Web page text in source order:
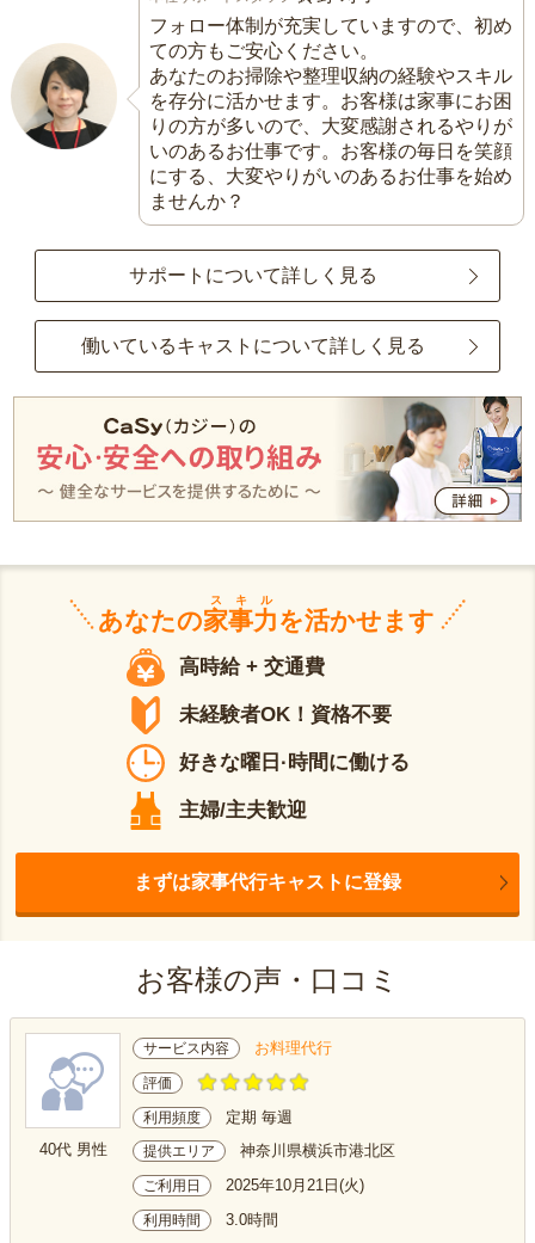
フォロー体制が充実していますので、初め
ての方もご安心ください。
あなたのお掃除や整理収納の経験やスキル
を存分に活かせます。お客様は家事にお困
りの方が多いので、大変感謝されるやりが
いのあるお仕事です。お客様の毎日を笑顔
にする、大変やりがいのあるお仕事を始め
ませんか？
サポートについて詳しく見る
働いているキャストについて詳しく見る
あなたの家事力
スキル
を活かせます
高時給 + 交通費
未経験者OK！資格不要
好きな曜日·時間に働ける
主婦/主夫歓迎
まずは家事代行キャストに登録
お客様の声・口コミ
40代 男性
サービス内容 お料理代行
評価
利用頻度 定期 毎週
提供エリア 神奈川県横浜市港北区
ご利用日 2025年10月21日(火)
利用時間 3.0時間